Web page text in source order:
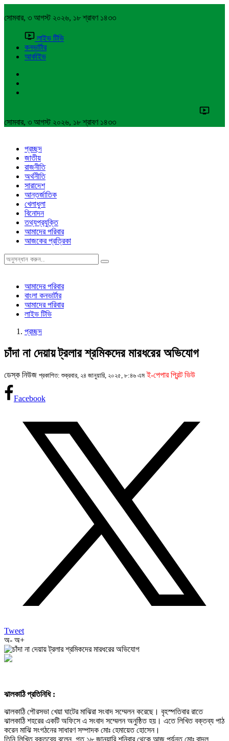
সোমবার, ৩ আগস্ট ২০২৬, ১৮ শ্রাবণ ১৪৩৩
লাইভ টিভি
কনভার্টার
আর্কাইভ
সোমবার, ৩ আগস্ট ২০২৬, ১৮ শ্রাবণ ১৪৩৩
প্রচ্ছদ
জাতীয়
রাজনীতি
অর্থনীতি
সারাদেশ
আন্তর্জাতিক
খেলাধুলা
বিনোদন
তথ্যপ্রযুক্তি
আমাদের পরিবার
আজকের প্রত্রিকা
আমাদের পরিবার
বাংলা কনভার্টার
আমাদের পরিবার
লাইভ টিভি
প্রচ্ছদ
চাঁদা না দেয়ায় ট্রলার শ্রমিকদের মারধরের অভিযোগ
ডেস্ক নিউজ প্রকাশিত: শুক্রবার, ২৪ জানুয়ারি, ২০২৫, ৮:৪৬ এম ই-পেপার প্রিন্ট ভিউ
Facebook
Tweet
অ- অ+
ঝালকাঠি প্রতিনিধি :
ঝালকাঠি পৌরসভা খেয়া ঘাটের মাঝিরা সংবাদ সম্মেলন করেছে। বৃহস্পতিবার রাতে
ঝালকাঠি শহরের একটি অফিসে এ সংবাদ সম্মেলন অনুষ্ঠিত হয়। এতে লিখিত বক্তব্য পাঠ
করেন মাঝি সংগঠনের সাধারণ সম্পাদক মোঃ হেমায়েত হোসেন।
তিনি লিখিত বক্তব্যে বলেন, গত ১৮ জানুয়ারি শনিবার থেকে আজ পর্যন্ত মোঃ বাদল